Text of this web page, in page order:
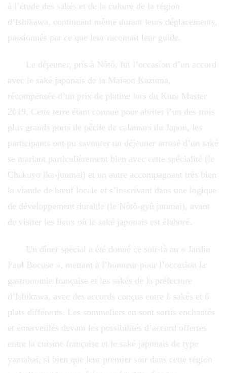
à l’étude des sakés et de la culture de la région
d’Ishikawa, continuant même durant leurs déplacements,
passionnés par ce que leur racontait leur guide.
Le déjeuner, pris à Nôtô, fut l’occasion d’un accord
avec le saké japonais de la Maison Kazuma,
récompensée d’un prix de platine lors du Kura Master
2019. Cette terre étant connue pour abriter l’un des trois
plus grands ports de pêche de calamars du Japon, les
participants ont pu savourer un déjeuner arrosé d’un saké
se mariant particulièrement bien avec cette spécialité (le
Chakuyo ika-junmai) et un autre accompagnant très bien
la viande de bœuf locale et s’inscrivant dans une logique
de développement durable (le Nôtô-gyû junmai), avant
de visiter les lieux où le saké japonais est élaboré.
Un dîner spécial a été donné ce soir-là au « Jardin
Paul Bocuse », mettant à l’honneur pour l’occasion la
gastronomie française et les sakés de la préfecture
d’Ishikawa, avec des accords conçus entre 6 sakés et 6
plats différents. Les sommeliers en sont sortis enchantés
et émerveillés devant les possibilités d’accord offertes
entre la cuisine française et le saké japonais de type
yamahai, si bien que leur premier soir dans cette région